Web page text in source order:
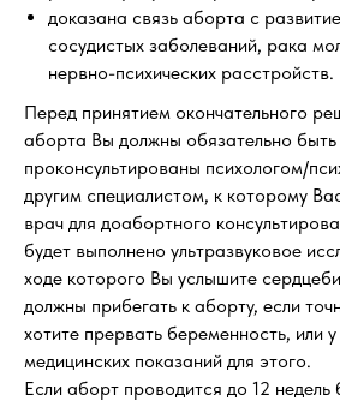
доказана связь аборта с
сосудистых заболеваний, рака
нервно-психических расстройств.
Перед принятием окончательного
аборта Вы должны обязательно быть
проконсультированы психологом/
другим специалистом, к которому
врач для доабортного
будет выполнено ультразвуковое
ходе которого Вы услышите
должны прибегать к аборту, если
хотите прервать беременность, или
медицинских показаний для этого.
Если аборт проводится до 12 недель